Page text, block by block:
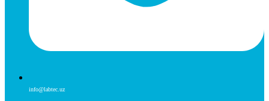
info@labtec.uz